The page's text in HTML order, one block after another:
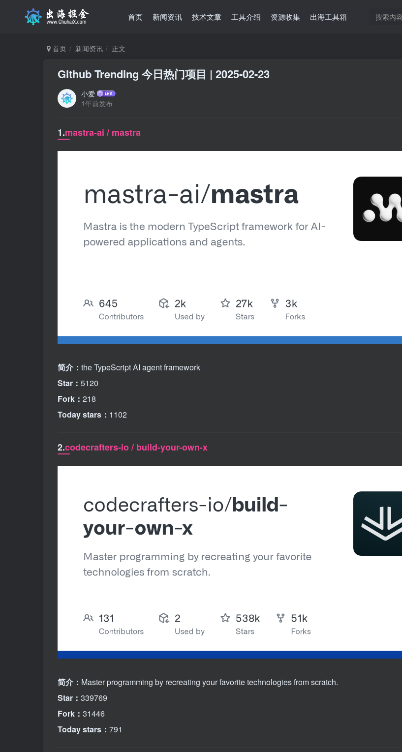
首页 新闻资讯 技术文章 工具介绍 资源收集 出海工具箱
首页 新闻资讯 正文
Github Trending 今日热门项目 | 2025-02-23
小爱
1年前发布
1.mastra-ai / mastra
简介： the TypeScript AI agent framework
Star： 5120
Fork： 218
Today stars： 1102
2.codecrafters-io / build-your-own-x
简介： Master programming by recreating your favorite technologies from scratch.
Star： 339769
Fork： 31446
Today stars： 791